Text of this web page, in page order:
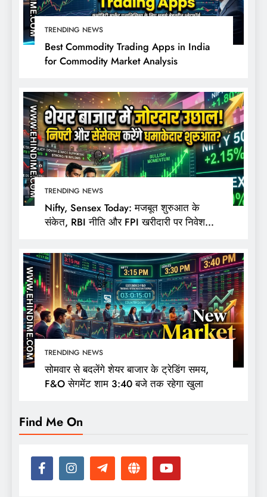
TRENDING NEWS
Best Commodity Trading Apps in India
for Commodity Market Analysis
TRENDING NEWS
Nifty, Sensex Today: मजबूत शुरुआत के
संकेत, RBI नीति और FPI खरीदारी पर निवेशकों
TRENDING NEWS
सोमवार से बदलेंगे शेयर बाजार के ट्रेडिंग समय,
F&O सेगमेंट शाम 3:40 बजे तक रहेगा खुला
Find Me On